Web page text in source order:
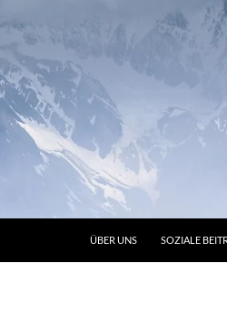
ÜBER UNS
SOZIALE